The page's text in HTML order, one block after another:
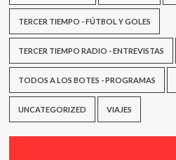
TERCER TIEMPO - FÚTBOL Y GOLES
TERCER TIEMPO RADIO - ENTREVISTAS
TODOS A LOS BOTES - PROGRAMAS
UNCATEGORIZED VIAJES